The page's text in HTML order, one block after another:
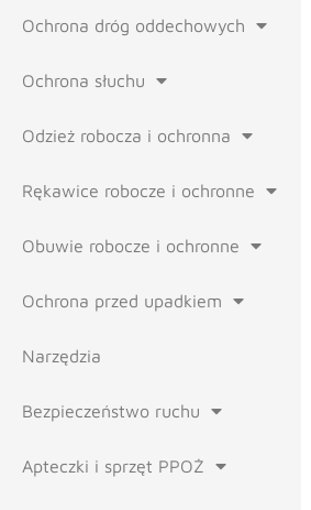
Ochrona dróg oddechowych
Ochrona słuchu
Odzież robocza i ochronna
Rękawice robocze i ochronne
Obuwie robocze i ochronne
Ochrona przed upadkiem
Narzędzia
Bezpieczeństwo ruchu
Apteczki i sprzęt PPOŻ